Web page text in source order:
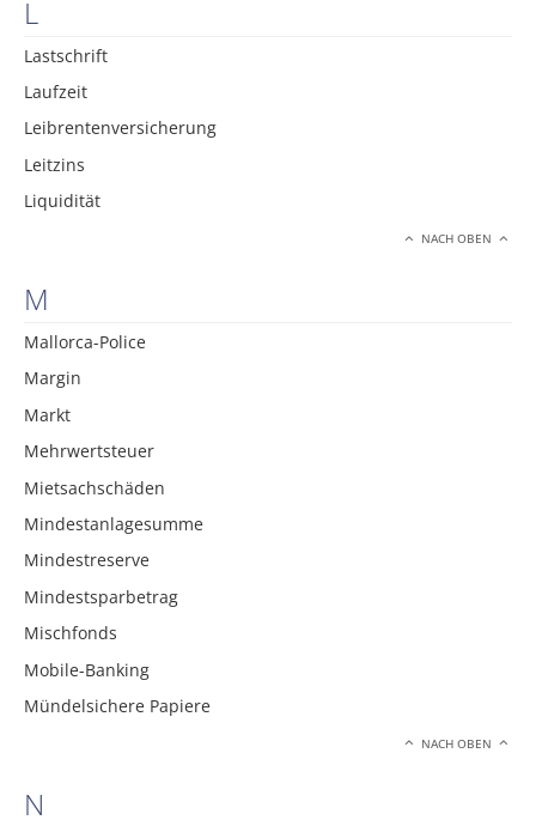
L
Lastschrift
Laufzeit
Leibrentenversicherung
Leitzins
Liquidität
NACH OBEN
M
Mallorca-Police
Margin
Markt
Mehrwertsteuer
Mietsachschäden
Mindestanlagesumme
Mindestreserve
Mindestsparbetrag
Mischfonds
Mobile-Banking
Mündelsichere Papiere
NACH OBEN
N